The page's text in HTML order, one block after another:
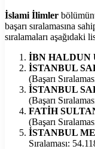
İslami İlimler
başarı sıralamasına
sıralamaları aşağıdaki
İBN HALDUN
İSTANBUL
(Başarı
İSTANBUL
(Başarı
FATİH
(Başarı
İSTANBUL
Sıralaması: